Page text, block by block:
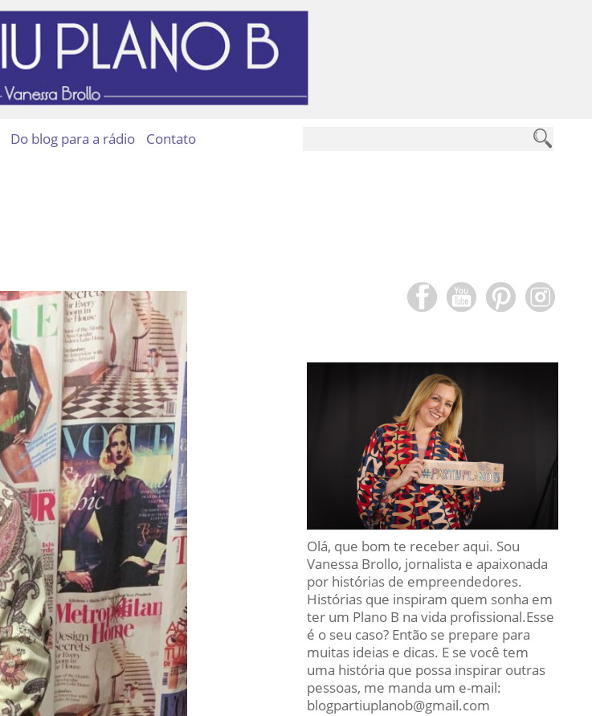
Do blog para a rádio Contato
Olá, que bom te receber aqui. Sou
Vanessa Brollo, jornalista e apaixonada
por histórias de empreendedores.
Histórias que inspiram quem sonha em
ter um Plano B na vida profissional.Esse
é o seu caso? Então se prepare para
muitas ideias e dicas. E se você tem
uma história que possa inspirar outras
pessoas, me manda um e-mail:
blogpartiuplanob@gmail.com